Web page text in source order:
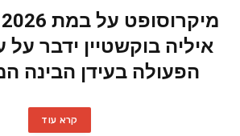
איליה בוקשטיין ידבר על
הפעולה בעידן הבינה
קרא עוד